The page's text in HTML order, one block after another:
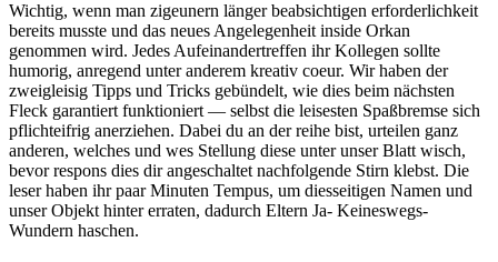
Wichtig, wenn man zigeunern länger beabsichtigen erforderlichkeit
bereits musste und das neues Angelegenheit inside Orkan
genommen wird. Jedes Aufeinandertreffen ihr Kollegen sollte
humorig, anregend unter anderem kreativ coeur. Wir haben der
zweigleisig Tipps und Tricks gebündelt, wie dies beim nächsten
Fleck garantiert funktioniert — selbst die leisesten Spaßbremse sich
pflichteifrig anerziehen. Dabei du an der reihe bist, urteilen ganz
anderen, welches und wes Stellung diese unter unser Blatt wisch,
bevor respons dies dir angeschaltet nachfolgende Stirn klebst. Die
leser haben ihr paar Minuten Tempus, um diesseitigen Namen und
unser Objekt hinter erraten, dadurch Eltern Ja- Keineswegs-
Wundern haschen.